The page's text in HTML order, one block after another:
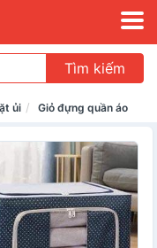
Tìm kiếm
ủi Giỏ đựng quần áo